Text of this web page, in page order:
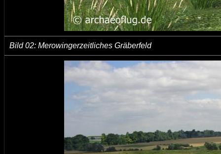
Bild 02: Merowingerzeitliches Gräberfeld